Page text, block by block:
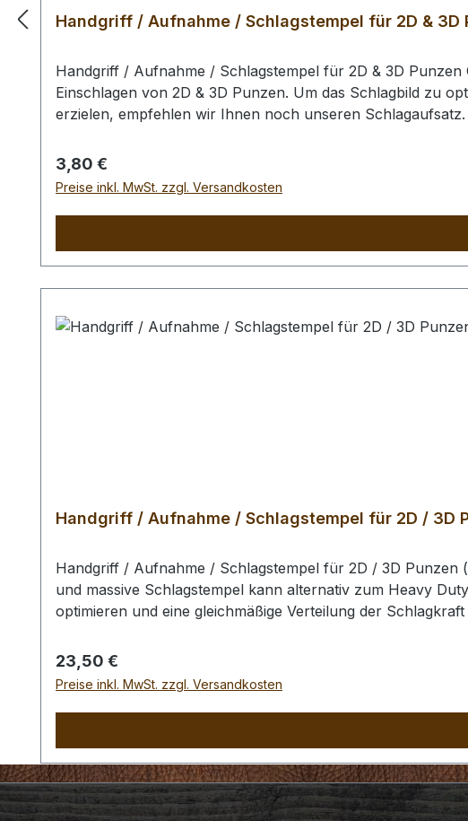
Handgriff / Aufnahme / Schlagstempel für 2D & 3D
Handgriff / Aufnahme / Schlagstempel für 2D & 3D
Einschlagen von 2D & 3D Punzen. Um das Schlagbild zu
erzielen, empfehlen wir Ihnen noch unseren
Regulärer Preis:
3,80 €
Preise inkl. MwSt. zzgl. Versandkosten
Handgriff / Aufnahme / Schlagstempel für 2D / 3D
Handgriff / Aufnahme / Schlagstempel für 2D / 3D Punzen
und massive Schlagstempel kann alternativ zum Heavy
optimieren und eine gleichmäßige Verteilung der
Punzierstempel auf dem Bild ist nur exemplarisch.
Regulärer Preis:
23,50 €
Preise inkl. MwSt. zzgl. Versandkosten